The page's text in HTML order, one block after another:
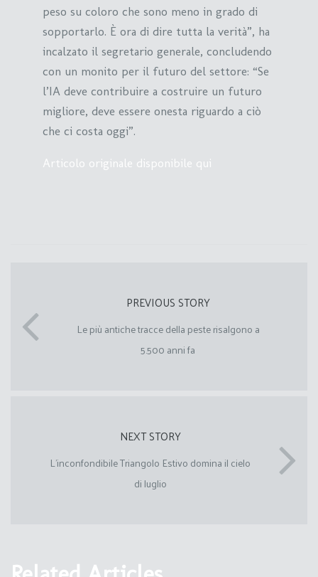
peso su coloro che sono meno in grado di
sopportarlo. È ora di dire tutta la verità”, ha
incalzato il segretario generale, concludendo
con un monito per il futuro del settore: “Se
l’IA deve contribuire a costruire un futuro
migliore, deve essere onesta riguardo a ciò
che ci costa oggi”.
Articolo originale disponibile qui
PREVIOUS STORY
Le più antiche tracce della peste risalgono a
5.500 anni fa
NEXT STORY
L’inconfondibile Triangolo Estivo domina il cielo
di luglio